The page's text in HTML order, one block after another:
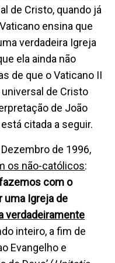
de Cristo, quando já
ensina que
verdadeira Igreja
ela ainda não
de que o Vaticano II
de Cristo
de João
citada a seguir.
de 1996,
os não-católicos:
com o
uma Igreja de
verdadeiramente
inteiro, a fim de
Evangelho e